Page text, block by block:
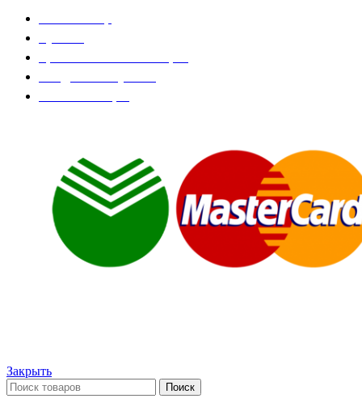
Закрыть
Поиск